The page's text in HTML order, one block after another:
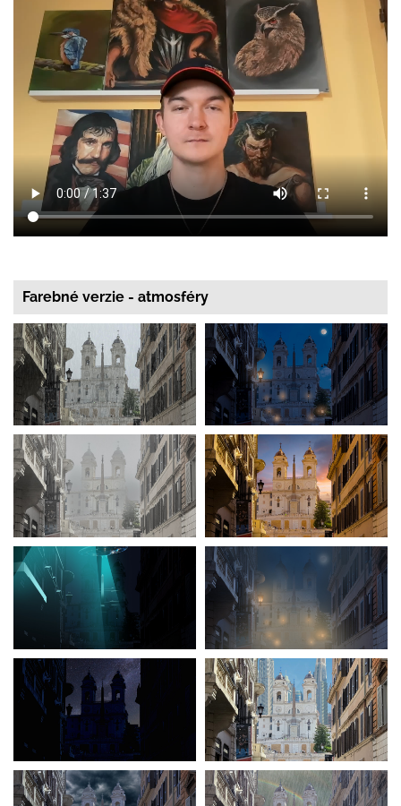
Farebné verzie - atmosféry